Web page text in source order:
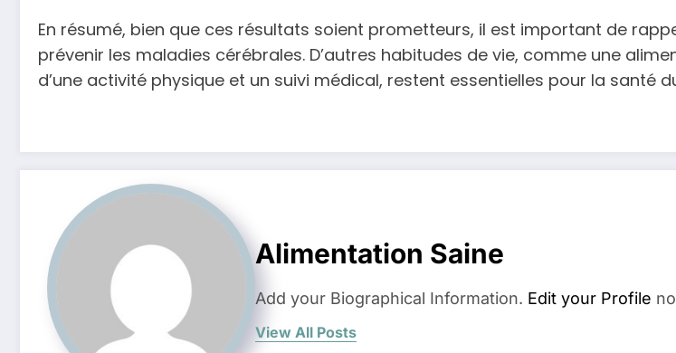
En résumé, bien que ces résultats soient prometteurs, il est important de
prévenir les maladies cérébrales. D’autres habitudes de vie, comme une
d’une activité physique et un suivi médical, restent essentielles pour la santé
Alimentation Saine
Add your Biographical Information. Edit your Profile
View All Posts